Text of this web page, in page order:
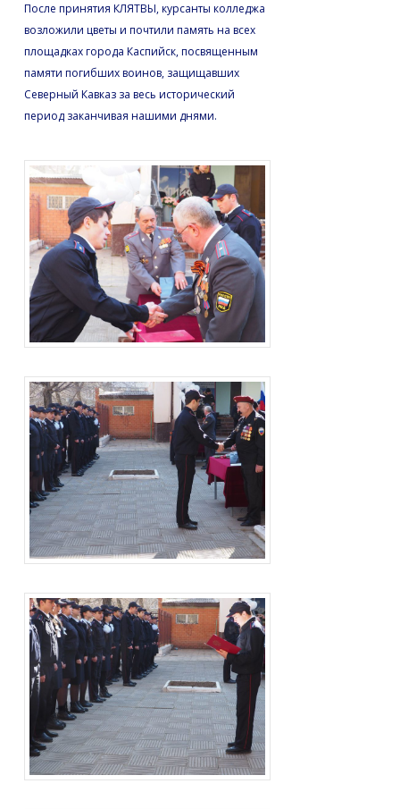
После принятия КЛЯТВЫ, курсанты колледжа
возложили цветы и почтили память на всех
площадках города Каспийск, посвященным
памяти погибших воинов, защищавших
Северный Кавказ за весь исторический
период заканчивая нашими днями.